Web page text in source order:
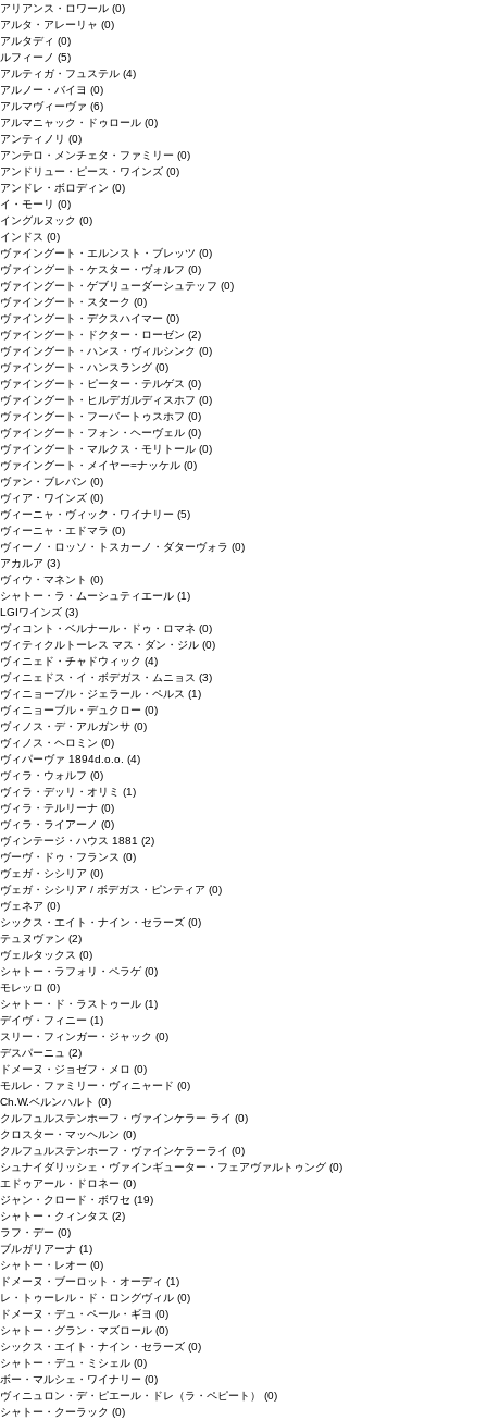
アリアンス・ロワール (0)
アルタ・アレーリャ (0)
アルタディ (0)
ルフィーノ (5)
アルティガ・フュステル (4)
アルノー・バイヨ (0)
アルマヴィーヴァ (6)
アルマニャック・ドゥロール (0)
アンティノリ (0)
アンテロ・メンチェタ・ファミリー (0)
アンドリュー・ピース・ワインズ (0)
アンドレ・ボロディン (0)
イ・モーリ (0)
イングルヌック (0)
インドス (0)
ヴァイングート・エルンスト・ブレッツ (0)
ヴァイングート・ケスター・ヴォルフ (0)
ヴァイングート・ゲブリューダーシュテッフ (0)
ヴァイングート・スターク (0)
ヴァイングート・デクスハイマー (0)
ヴァイングート・ドクター・ローゼン (2)
ヴァイングート・ハンス・ヴィルシンク (0)
ヴァイングート・ハンスラング (0)
ヴァイングート・ピーター・テルゲス (0)
ヴァイングート・ヒルデガルディスホフ (0)
ヴァイングート・フーバートゥスホフ (0)
ヴァイングート・フォン・ヘーヴェル (0)
ヴァイングート・マルクス・モリトール (0)
ヴァイングート・メイヤー=ナッケル (0)
ヴァン・ブレバン (0)
ヴィア・ワインズ (0)
ヴィーニャ・ヴィック・ワイナリー (5)
ヴィーニャ・エドマラ (0)
ヴィーノ・ロッソ・トスカーノ・ダターヴォラ (0)
アカルア (3)
ヴィウ・マネント (0)
シャトー・ラ・ムーシュティエール (1)
LGIワインズ (3)
ヴィコント・ベルナール・ドゥ・ロマネ (0)
ヴィティクルトーレス マス・ダン・ジル (0)
ヴィニェド・チャドウィック (4)
ヴィニェドス・イ・ボデガス・ムニョス (3)
ヴィニョーブル・ジェラール・ペルス (1)
ヴィニョーブル・デュクロー (0)
ヴィノス・デ・アルガンサ (0)
ヴィノス・ヘロミン (0)
ヴィパーヴァ 1894d.o.o. (4)
ヴィラ・ウォルフ (0)
ヴィラ・デッリ・オリミ (1)
ヴィラ・テルリーナ (0)
ヴィラ・ライアーノ (0)
ヴィンテージ・ハウス 1881 (2)
ヴーヴ・ドゥ・フランス (0)
ヴェガ・シシリア (0)
ヴェガ・シシリア / ボデガス・ピンティア (0)
ヴェネア (0)
シックス・エイト・ナイン・セラーズ (0)
テュヌヴァン (2)
ヴェルタックス (0)
シャトー・ラフォリ・ペラゲ (0)
モレッロ (0)
シャトー・ド・ラストゥール (1)
デイヴ・フィニー (1)
スリー・フィンガー・ジャック (0)
デスパーニュ (2)
ドメーヌ・ジョゼフ・メロ (0)
モルレ・ファミリー・ヴィニャード (0)
Ch.W.ベルンハルト (0)
クルフュルステンホーフ・ヴァインケラー ライ (0)
クロスター・マッヘルン (0)
クルフュルステンホーフ・ヴァインケラーライ (0)
シュナイダリッシェ・ヴァインギューター・フェアヴァルトゥング (0)
エドゥアール・ドロネー (0)
ジャン・クロード・ボワセ (19)
シャトー・クィンタス (2)
ラフ・デー (0)
ブルガリアーナ (1)
シャトー・レオー (0)
ドメーヌ・ブーロット・オーディ (1)
レ・トゥーレル・ド・ロングヴィル (0)
ドメーヌ・デュ・ペール・ギヨ (0)
シャトー・グラン・マズロール (0)
シックス・エイト・ナイン・セラーズ (0)
シャトー・デュ・ミシェル (0)
ボー・マルシェ・ワイナリー (0)
ヴィニュロン・デ・ピエール・ドレ（ラ・ペピート） (0)
シャトー・クーラック (0)